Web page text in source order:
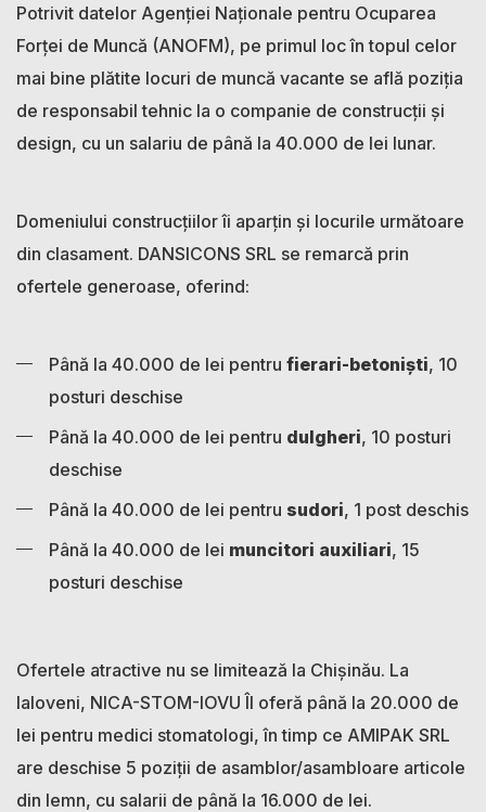
Potrivit datelor Agenției Naționale pentru Ocuparea
Forței de Muncă (ANOFM), pe primul loc în topul celor
mai bine plătite locuri de muncă vacante se află poziția
de responsabil tehnic la o companie de construcții și
design, cu un salariu de până la 40.000 de lei lunar.
Domeniului construcțiilor îi aparțin și locurile următoare
din clasament. DANSICONS SRL se remarcă prin
ofertele generoase, oferind:
Până la 40.000 de lei pentru fierari-betoniști, 10
posturi deschise
Până la 40.000 de lei pentru dulgheri, 10 posturi
deschise
Până la 40.000 de lei pentru sudori, 1 post deschis
Până la 40.000 de lei muncitori auxiliari, 15
posturi deschise
Ofertele atractive nu se limitează la Chișinău. La
Ialoveni, NICA-STOM-IOVU ÎI oferă până la 20.000 de
lei pentru medici stomatologi, în timp ce AMIPAK SRL
are deschise 5 poziții de asamblor/asambloare articole
din lemn, cu salarii de până la 16.000 de lei.